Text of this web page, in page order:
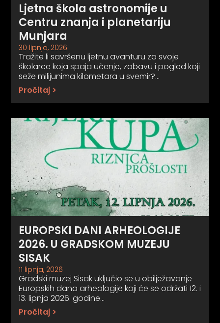
Ljetna škola astronomije u
Centru znanja i planetariju
Munjara
30 lipnja, 2026
Tražite li savršenu ljetnu avanturu za svoje
školarce koja spaja učenje, zabavu i pogled koji
seže milijunima kilometara u svemir?…
Pročitaj >
EUROPSKI DANI ARHEOLOGIJE
2026. U GRADSKOM MUZEJU
SISAK
11 lipnja, 2026
Gradski muzej Sisak uključio se u obilježavanje
Europskih dana arheologije koji će se održati 12. i
13. lipnja 2026. godine…
Pročitaj >